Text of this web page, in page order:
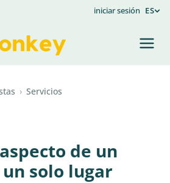
iniciar sesión ES
› Servicios
de un
solo lugar